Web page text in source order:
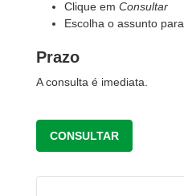
Clique em Consultar
Escolha o assunto
Prazo
A consulta é imediata.
CONSULTAR